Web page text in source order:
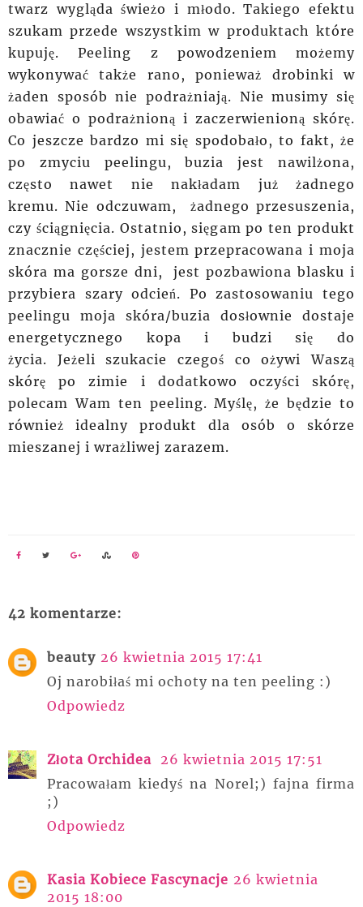
twarz wygląda świeżo i młodo. Takiego efektu
szukam przede wszystkim w produktach które
kupuję. Peeling z powodzeniem możemy
wykonywać także rano, ponieważ drobinki w
żaden sposób nie podrażniają. Nie musimy się
obawiać o podrażnioną i zaczerwienioną skórę.
Co jeszcze bardzo mi się spodobało, to fakt, że
po zmyciu peelingu, buzia jest nawilżona,
często nawet nienakładam już żadnego
kremu.Nie odczuwam, żadnegoprzesuszenia,
czy ściągnięcia. Ostatnio, sięgam po ten produkt
znacznie częściej, jestem przepracowana i moja
skóra ma gorsze dni, jest pozbawiona blasku i
przybiera szary odcień. Po zastosowaniu tego
peelingu moja skóra/buzia dosłownie dostaje
energetycznego kopa i budzi się do
życia. Jeżeli szukacie
czegoś co ożywi Waszą
skórę pozimie
i dodatkowo oczyści skórę,
polecam Wam ten peeling. Myślę, że będzie to
również idealny produkt dla osób o skórze
mieszanej i wrażliwej zarazem.
42 komentarze:
beauty 26 kwietnia 2015 17:41
Oj narobiłaś mi ochoty na ten peeling :)
Odpowiedz
Złota Orchidea 26 kwietnia 2015 17:51
Pracowałam kiedyś na Norel;) fajna firma
;)
Odpowiedz
Kasia Kobiece Fascynacje 26 kwietnia
2015 18:00